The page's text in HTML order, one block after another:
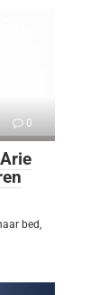
0
bed,